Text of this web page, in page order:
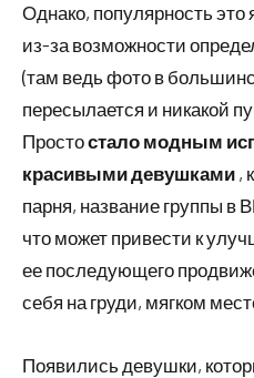
Однако, популярность это
из-за возможности
(там ведь фото в
пересылается и никакой
Простостало модным
красивыми девушками ,
парня, название группы в
что может привести к
ее последующего
себя на груди, мягком
Появились девушки,